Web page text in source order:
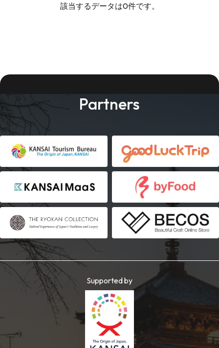
該当するデータは0件です。
Partners
Supported by